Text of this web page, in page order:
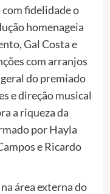
fidelidade o
homenageia
Gal Costa e
com arranjos
do premiado
e direção musical
a riqueza da
por Hayla
e Ricardo
área externa do